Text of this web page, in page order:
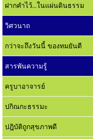
ฝากคำไว้...ในแผ่นดินธรรม
วิศวนาถ
กว่าจะถึงวันนี้ ของทมยันตี
สารพันความรู้
ครูบาอาจารย์
ปกิณกะธรรมะ
ปฎิบัติถูกสุขภาพดี